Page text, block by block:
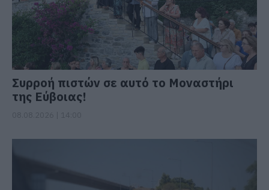
Συρροή πιστών σε αυτό το Μοναστήρι
της Εύβοιας!